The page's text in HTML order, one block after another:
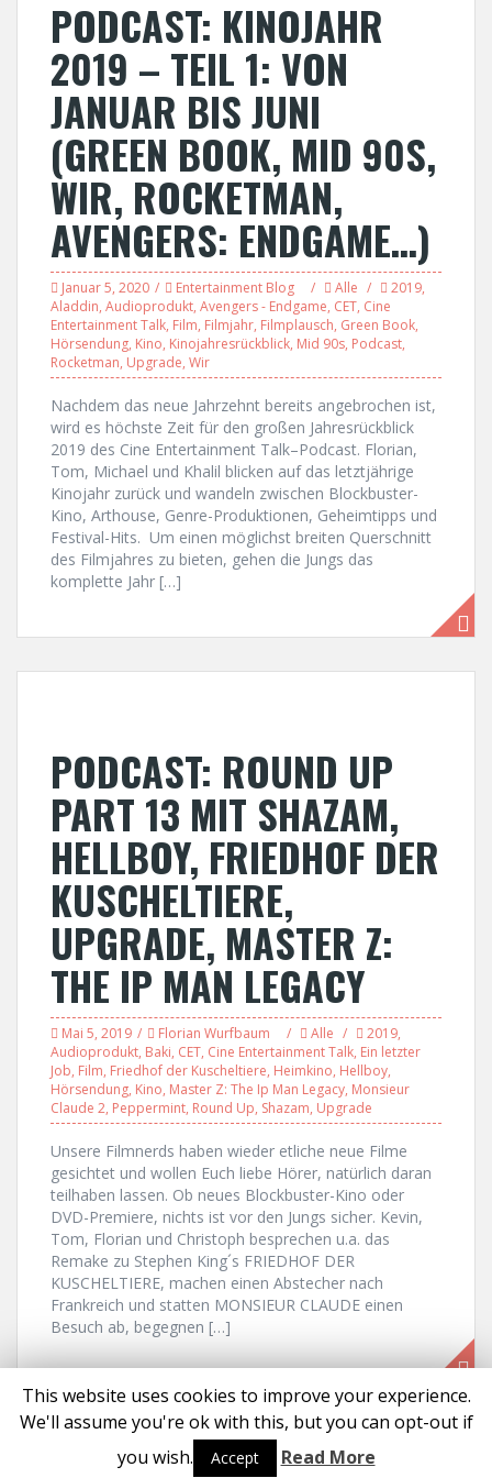
PODCAST: KINOJAHR
2019 – TEIL 1: VON
JANUAR BIS JUNI
(GREEN BOOK, MID 90S,
WIR, ROCKETMAN,
AVENGERS: ENDGAME…)
Januar 5, 2020 Entertainment Blog Alle 2019,
Aladdin, Audioprodukt, Avengers - Endgame, CET, Cine
Entertainment Talk, Film, Filmjahr, Filmplausch, Green Book,
Hörsendung, Kino, Kinojahresrückblick, Mid 90s, Podcast,
Rocketman, Upgrade, Wir
Nachdem das neue Jahrzehnt bereits angebrochen ist,
wird es höchste Zeit für den großen Jahresrückblick
2019 des Cine Entertainment Talk–Podcast. Florian,
Tom, Michael und Khalil blicken auf das letztjährige
Kinojahr zurück und wandeln zwischen Blockbuster-
Kino, Arthouse, Genre-Produktionen, Geheimtipps und
Festival-Hits. Um einen möglichst breiten Querschnitt
des Filmjahres zu bieten, gehen die Jungs das
komplette Jahr […]
PODCAST: ROUND UP
PART 13 MIT SHAZAM,
HELLBOY, FRIEDHOF DER
KUSCHELTIERE,
UPGRADE, MASTER Z:
THE IP MAN LEGACY
Mai 5, 2019 Florian Wurfbaum Alle 2019,
Audioprodukt, Baki, CET, Cine Entertainment Talk, Ein letzter
Job, Film, Friedhof der Kuscheltiere, Heimkino, Hellboy,
Hörsendung, Kino, Master Z: The Ip Man Legacy, Monsieur
Claude 2, Peppermint, Round Up, Shazam, Upgrade
Unsere Filmnerds haben wieder etliche neue Filme
gesichtet und wollen Euch liebe Hörer, natürlich daran
teilhaben lassen. Ob neues Blockbuster-Kino oder
DVD-Premiere, nichts ist vor den Jungs sicher. Kevin,
Tom, Florian und Christoph besprechen u.a. das
Remake zu Stephen King´s FRIEDHOF DER
KUSCHELTIERE, machen einen Abstecher nach
Frankreich und statten MONSIEUR CLAUDE einen
Besuch ab, begegnen […]
Proudly powered by WordPress |Theme: Solon by aThemes
This website uses cookies to improve your experience.
We'll assume you're ok with this, but you can opt-out if
you wish.
Accept Read More